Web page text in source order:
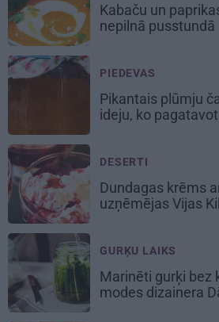
Kabaču un
nepilnā pusstundā
PIEDEVAS
Pikantais plūmju
ideju, ko
DESERTI
Dundagas krēms
uzņēmējas Vijas
GURĶU LAIKS
Marinēti gurķi bez
modes dizainera